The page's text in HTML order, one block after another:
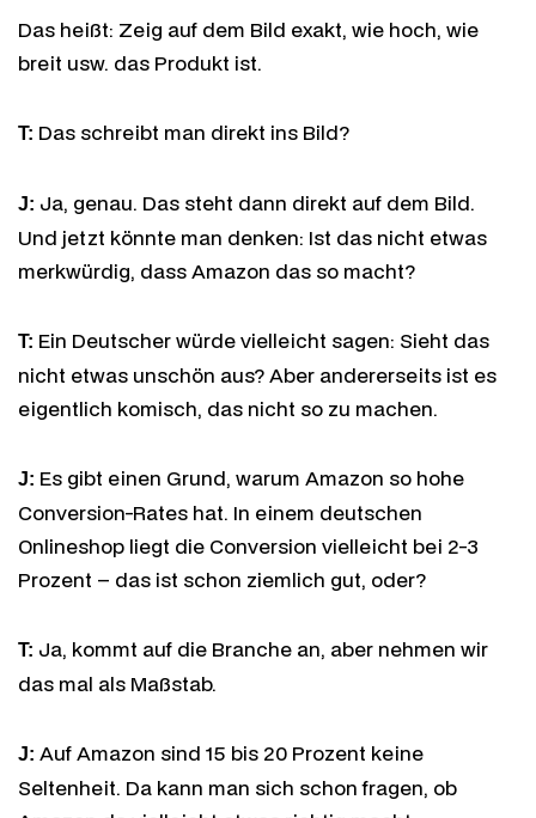
Das heißt: Zeig auf dem Bild exakt, wie hoch, wie
breit usw. das Produkt ist.
T: Das schreibt man direkt ins Bild?
J: Ja, genau. Das steht dann direkt auf dem Bild.
Und jetzt könnte man denken: Ist das nicht etwas
merkwürdig, dass Amazon das so macht?
T: Ein Deutscher würde vielleicht sagen: Sieht das
nicht etwas unschön aus? Aber andererseits ist es
eigentlich komisch, das nicht so zu machen.
J: Es gibt einen Grund, warum Amazon so hohe
Conversion-Rates hat. In einem deutschen
Onlineshop liegt die Conversion vielleicht bei 2-3
Prozent – das ist schon ziemlich gut, oder?
T: Ja, kommt auf die Branche an, aber nehmen wir
das mal als Maßstab.
J: Auf Amazon sind 15 bis 20 Prozent keine
Seltenheit. Da kann man sich schon fragen, ob